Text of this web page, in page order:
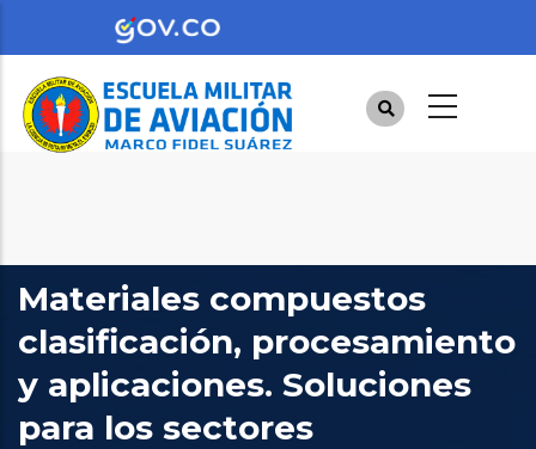
contenido
principal
Materiales compuestos
clasificación, procesamiento
y aplicaciones. Soluciones
para los sectores